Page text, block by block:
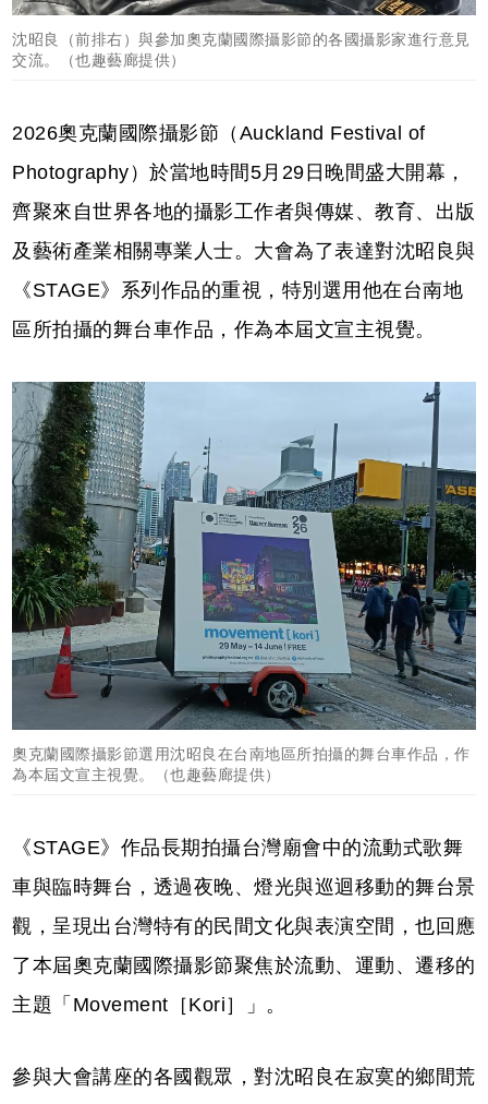
沈昭良（前排右）與參加奧克蘭國際攝影節的各國攝影家進行意見
交流。（也趣藝廊提供）
2026奧克蘭國際攝影節（Auckland Festival of
Photography）於當地時間5月29日晚間盛大開幕，
齊聚來自世界各地的攝影工作者與傳媒、教育、出版
及藝術產業相關專業人士。大會為了表達對沈昭良與
《STAGE》系列作品的重視，特別選用他在台南地
區所拍攝的舞台車作品，作為本屆文宣主視覺。
奧克蘭國際攝影節選用沈昭良在台南地區所拍攝的舞台車作品，作
為本屆文宣主視覺。（也趣藝廊提供）
《STAGE》作品長期拍攝台灣廟會中的流動式歌舞
車與臨時舞台，透過夜晚、燈光與巡迴移動的舞台景
觀，呈現出台灣特有的民間文化與表演空間，也回應
了本屆奧克蘭國際攝影節聚焦於流動、運動、遷移的
主題「Movement［Kori］」。
參與大會講座的各國觀眾，對沈昭良在寂寞的鄉間荒